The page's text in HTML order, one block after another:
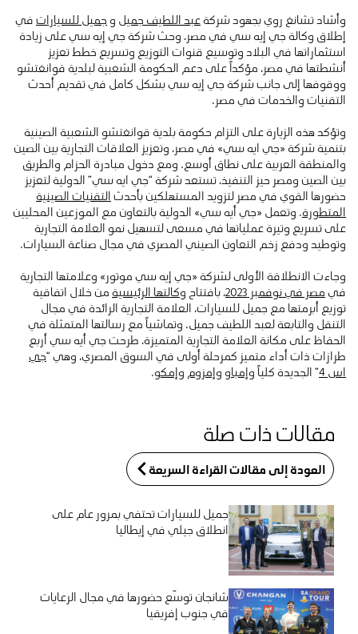
وأشاد تشانغ روي بجهود شركةعبد اللطيف جميل وجميل للسياراتفي
إطلاق وكالة جي إيه سي في مصر، وحث شركة جي إيه سي على زيادة
استثماراتها في البلاد وتوسيع قنوات التوزيع وتسريع خطط تعزيز
أنشطتها في مصر، مؤكداً على دعم الحكومة الشعبية لبلدية قوانغتشو
ووقوفها إلى جانب شركة جي إيه سي بشكل كامل في تقديم أحدث
التقنيات والخدمات في مصر.
وتؤكد هذه الزيارة على التزام حكومة بلدية قوانغتشو الشعبية الصينية
بتنمية شركة «جي ايه سي» في مصر، وتعزيز العلاقات التجارية بين الصين
والمنطقة العربية على نطاق أوسع. ومع دخول مبادرة الحزام والطريق
بين الصين ومصر حيز التنفيذ، تستعد شركة “جي ايه سي” الدولية لتعزيز
حضورها القوي في مصر لتزويد المستهلكين بأحدثالتقنيات الصينية
المتطورة. وتعمل «جي أيه سي» الدولية بالتعاون مع الموزعين المحليين
على تسريع وتيرة عملياتها في مسعى لتسهيل نمو العلامة التجارية
وتوطيد ودفع زخم التعاون الصيني المصري في مجال صناعة السيارات.
وجاءت الانطلاقة الأولى لشركة «جي إيه سي موتور» وعلامتها التجارية
فيمصر في نوفمبر 2023 ، بافتتاح وكالتها الرئيسيةمن خلال اتفاقية
توزيع أبرمتها مع جميل للسيارات، العلامة التجارية الرائدة في مجال
التنقل والتابعة لعبد اللطيف جميل. وتماشياً مع رسالتها المتمثلة في
الحفاظ على مكانة العلامة التجارية المتميزة، طرحت جي أيه سي أربع
طرازات ذات أداء متميز كمرحلة أولى في السوق المصري، وهي “جي
اس 4 ” الجديدة كلياً وإمباووإمزوم وإمكو.
مقالات ذات صلة
العودة إلى مقالات القراءة السريعة
جميل للسيارات تحتفي بمرور عام على
انطلاق جيلي في إيطاليا
شانجان توسّع حضورها في مجال الرعايات
في جنوب إفريقيا